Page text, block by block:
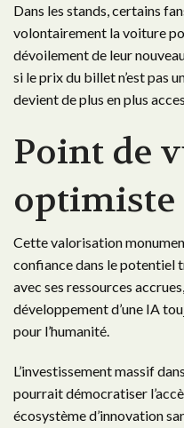
Dans les stands, certains
volontairement la voiture
dévoilement de leur
si le prix du billet n’est pas
devient de plus en plus
Point de
optimiste
Cette valorisation
confiance dans le potentiel
avec ses ressources
développement d’une IA
pour l’humanité.
L’investissement massif
pourrait démocratiser
écosystème d’innovation